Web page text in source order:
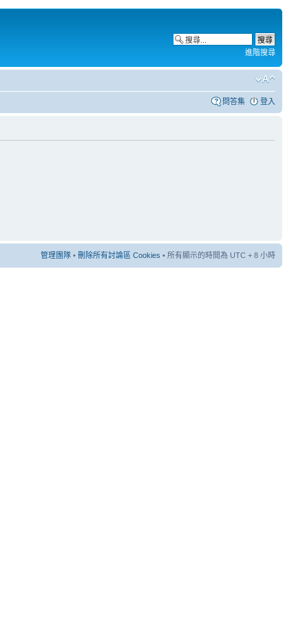
進階搜尋
問答集 登入
管理團隊 • 刪除所有討論區 Cookies • 所有顯示的時間為 UTC + 8 小時